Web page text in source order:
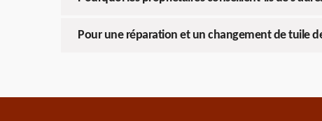
Pour une réparation et un changement de tuile